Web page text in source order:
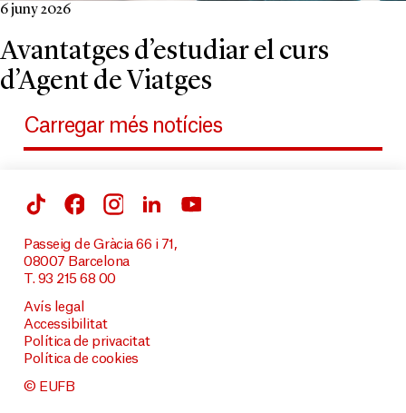
6 juny 2026
Avantatges d’estudiar el curs
d’Agent de Viatges
Carregar més notícies
Passeig de Gràcia 66 i 71,
08007 Barcelona
T. 93 215 68 00
Avís legal
Accessibilitat
Política de privacitat
Política de cookies
© EUFB